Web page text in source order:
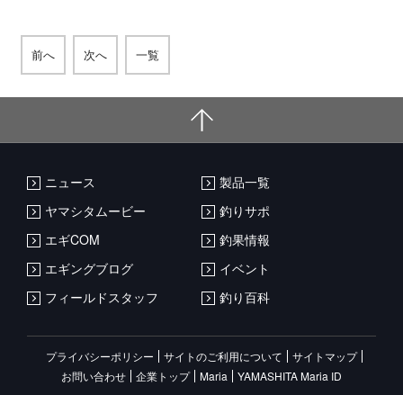
前へ 次へ 一覧
ニュース
製品一覧
ヤマシタムービー
釣りサポ
エギCOM
釣果情報
エギングブログ
イベント
フィールドスタッフ
釣り百科
プライバシーポリシー サイトのご利用について
サイトマップ
お問い合わせ
企業トップ Maria YAMASHITA Maria ID